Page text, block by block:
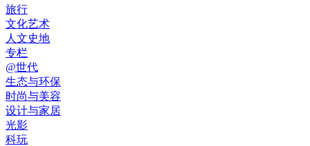
旅行
文化艺术
人文史地
专栏
@世代
生态与环保
时尚与美容
设计与家居
光影
科玩